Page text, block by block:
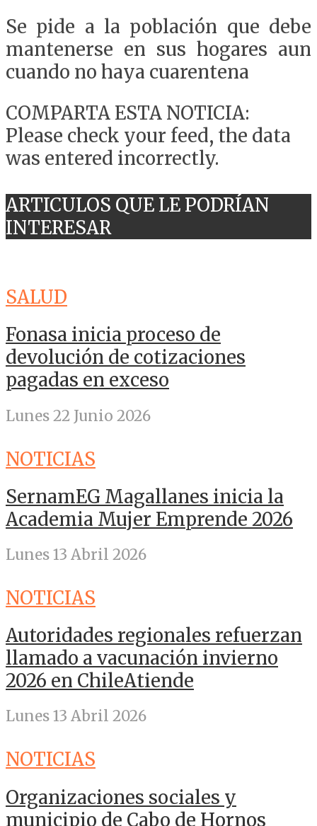
Se pide a la población que debe
mantenerse en sus hogares aun
cuando no haya cuarentena
COMPARTA ESTA NOTICIA:
Please check your feed, the data
was entered incorrectly.
ARTICULOS QUE LE PODRÍAN
INTERESAR
SALUD
Fonasa inicia proceso de
devolución de cotizaciones
pagadas en exceso
Lunes 22 Junio 2026
NOTICIAS
SernamEG Magallanes inicia la
Academia Mujer Emprende 2026
Lunes 13 Abril 2026
NOTICIAS
Autoridades regionales refuerzan
llamado a vacunación invierno
2026 en ChileAtiende
Lunes 13 Abril 2026
NOTICIAS
Organizaciones sociales y
municipio de Cabo de Hornos